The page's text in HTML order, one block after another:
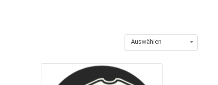
Auswählen